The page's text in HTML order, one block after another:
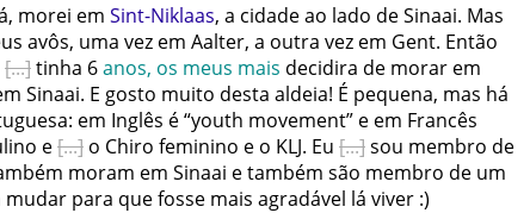
, morei em Sint-Niklaas, a cidadeao lado deSinaai. Mas
avôs, uma vez em Aalter, a outra vez em Gent. Então
tinha 6anos, os meus mais decidira de morar em
Sinaai. E gosto muito desta aldeia! É pequena, mas há
: em Inglês é“youth movement” e em Francês
e o Chiro feminino e o KLJ. Eu sou membro de
moram em Sinaai etambém são membro de um
mudar para quefosse mais agradável lá viver :)